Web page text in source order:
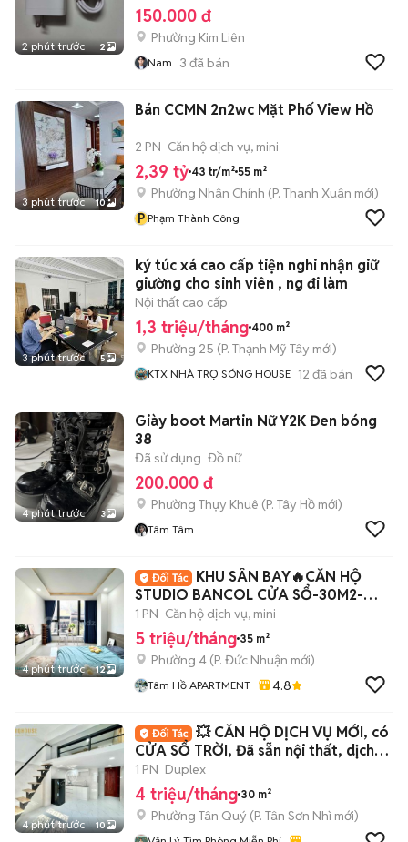
2 phút trước 2
150.000 đ
Phường Kim Liên
Nam 3 đã bán
3 phút trước 10
Bán CCMN 2n2wc Mặt Phố View Hồ
2 PN Căn hộ dịch vụ, mini
2,39 tỷ 43 tr/m² 55 m²
Phường Nhân Chính (P. Thanh Xuân mới)
P Phạm Thành Công
3 phút trước 5
ký túc xá cao cấp tiện nghi nhận giữ
giường cho sinh viên , ng đi làm
Nội thất cao cấp
1,3 triệu/tháng 400 m²
Phường 25 (P. Thạnh Mỹ Tây mới)
KTX NHÀ TRỌ SÓNG HOUSE 12 đã bán
4 phút trước 3
Giày boot Martin Nữ Y2K Đen bóng
38
Đã sử dụng Đồ nữ
200.000 đ
Phường Thụy Khuê (P. Tây Hồ mới)
Tâm Tâm
4 phút trước 12
KHU SÂN BAY🔥CĂN HỘ
STUDIO BANCOL CỬA SỔ-30M2-
THANG MÁY-CV GIA ĐỊNH
1 PN Căn hộ dịch vụ, mini
5 triệu/tháng 35 m²
Phường 4 (P. Đức Nhuận mới)
Tâm Hồ APARTMENT 4.8
4 phút trước 10
💥 CĂN HỘ DỊCH VỤ MỚI, có
CỬA SỔ TRỜI, Đã sẵn nội thất, dịch
vụ tốt
1 PN Duplex
4 triệu/tháng 30 m²
Phường Tân Quý (P. Tân Sơn Nhì mới)